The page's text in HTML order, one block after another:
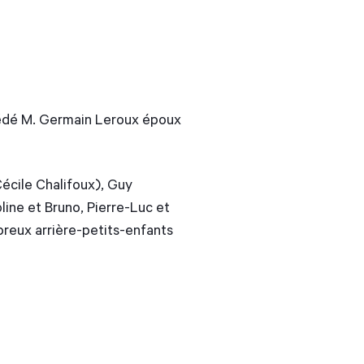
M. Germain Leroux époux
Chalifoux), Guy
et Bruno, Pierre-Luc et
arrière-petits-enfants